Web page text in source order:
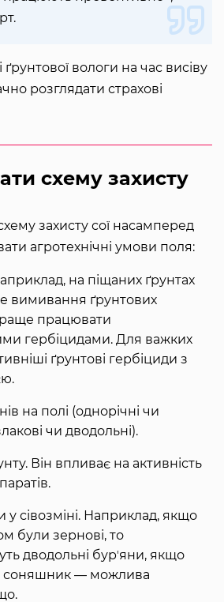
ґрунтової вологи на час висіву
розглядати страхові
схему захисту
захисту сої насамперед
агротехнічні умови поля:
на піщаних ґрунтах
вимивання ґрунтових
працювати
гербіцидами. Для важких
ґрунтові гербіциди з
на полі (однорічні чи
чи дводольні).
Він впливає на активність
сівозміні. Наприклад, якщо
були зернові, то
дводольні бурʼяни, якщо
соняшник — можлива